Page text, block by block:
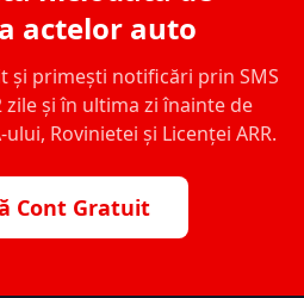
actelor auto
și primești notificări prin SMS
zile și în ultima zi înainte de
Rovinietei și Licenței ARR.
Cont Gratuit